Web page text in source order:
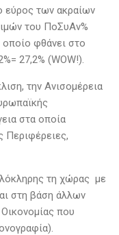
εύρος των ακραίων
του ΠοΣυΑν%
φθάνει στο
27,2% (WOW!).
την Ανισομέρεια
στα οποία
Περιφέρειες,
τη χώρας με
στη βάση άλλων
που